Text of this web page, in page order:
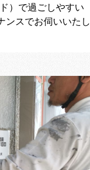
）で過ごしやすい
ンスでお伺いいたし